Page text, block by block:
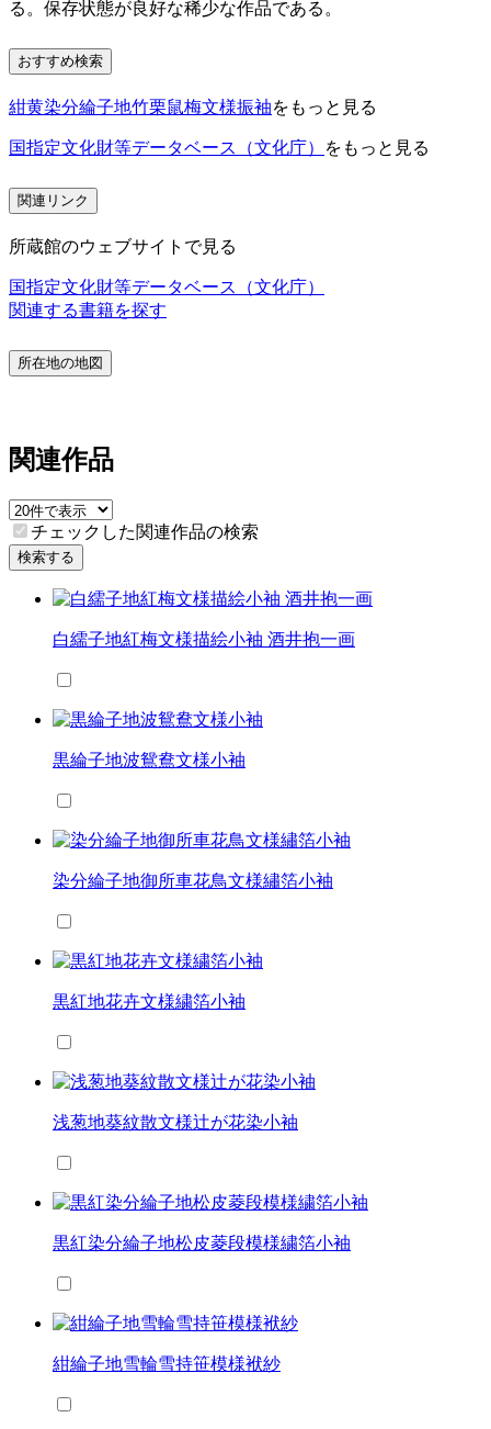
る。保存状態が良好な稀少な作品である。
おすすめ検索
紺黄染分綸子地竹栗鼠梅文様振袖をもっと見る
国指定文化財等データベース（文化庁） をもっと見る
関連リンク
所蔵館のウェブサイトで見る
国指定文化財等データベース（文化庁）
関連する書籍を探す
所在地の地図
関連作品
チェックした関連作品の検索
検索する
白繻子地紅梅文様描絵小袖 酒井抱一画
黒綸子地波鴛鴦文様小袖
染分綸子地御所車花鳥文様繡箔小袖
黒紅地花卉文様繍箔小袖
浅葱地葵紋散文様辻が花染小袖
黒紅染分綸子地松皮菱段模様繍箔小袖
紺綸子地雪輪雪持笹模様袱紗